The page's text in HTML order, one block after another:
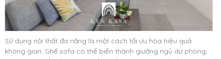
Sử dụng nội thất đa năng là một cách tối ưu hóa hiệu quả
không gian. Ghế sofa có thể biến thành giường ngủ dự phòng,